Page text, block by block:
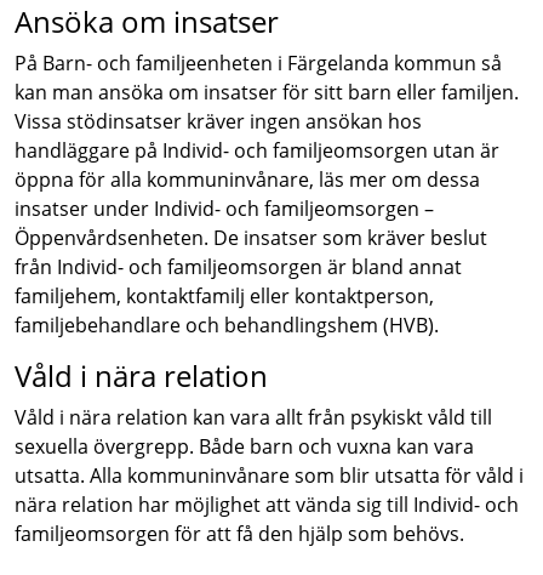
Ansöka om insatser
På Barn- och familjeenheten i Färgelanda kommun så
kan man ansöka om insatser för sitt barn eller familjen.
Vissa stödinsatser kräver ingen ansökan hos
handläggare på Individ- och familjeomsorgen utan är
öppna för alla kommuninvånare, läs mer om dessa
insatser under Individ- och familjeomsorgen –
Öppenvårdsenheten. De insatser som kräver beslut
från Individ- och familjeomsorgen är bland annat
familjehem, kontaktfamilj eller kontaktperson,
familjebehandlare och behandlingshem (HVB).
Våld i nära relation
Våld i nära relation kan vara allt från psykiskt våld till
sexuella övergrepp. Både barn och vuxna kan vara
utsatta. Alla kommuninvånare som blir utsatta för våld i
nära relation har möjlighet att vända sig till Individ- och
familjeomsorgen för att få den hjälp som behövs.